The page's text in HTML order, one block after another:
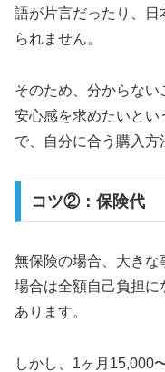
語が片言だったり、
られません。
そのため、分からない
安心感を求めたいと
で、自分に合う購入方
コツ②：保険代
無保険の場合、大きな
場合は全額自己負担
あります。
しかし、1ヶ月15,000